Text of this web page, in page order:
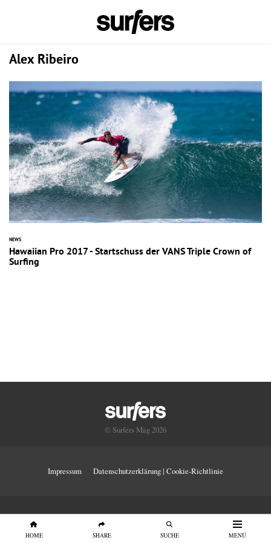
HOME SHARE SUCHE MENÜ
Alex Ribeiro
NEWS
Hawaiian Pro 2017 - Startschuss der VANS Triple Crown of
Surfing
© Surfers Mag 2026
Impressum Datenschutzerklärung | Cookie-Richtlinie